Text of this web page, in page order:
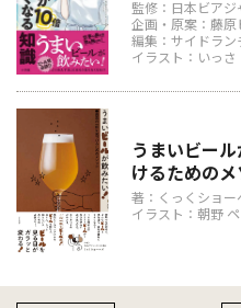
監修：日本ビアジ
企画・原案：藤原
編集：サイドラン
イラスト：いっさ
うまいビー
けるためのメ
著：くっくショー
イラスト：朝野 ペ